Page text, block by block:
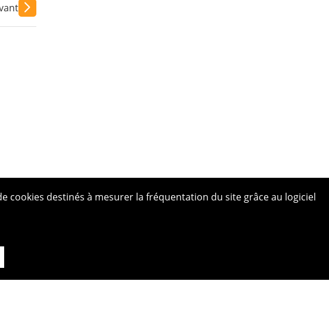
destinés à mesurer la fréquentation du site grâce au logiciel